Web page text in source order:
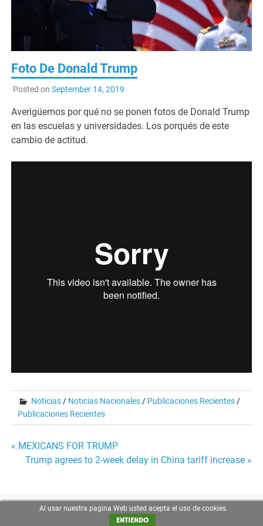
Foto De Donald Trump
Posted on September 14, 2019
Averigüemos por qué no se ponen fotos de Donald Trump
en las escuelas y universidades. Los porqués de este
cambio de actitud.
Noticias / Noticias Nacionales / Publicaciones Recientes /
Publicaciones Recientes
Post
« MEXICANS FOR TRUMP
Trump agrees to 2-week delay in China tariff increase »
Powered by WordPressand Merlin.
Al usar nuestra pagina Web usted acepta el uso de cookies
ENTIENDO